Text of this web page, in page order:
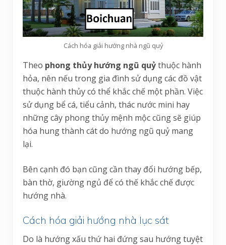
Cách hóa giải hướng nhà ngũ quỷ
Theo phong thủy hướng ngũ quỷthuộc hành
hỏa, nên nếu trong gia đình sử dụng các đồ vật
thuộc hành thủy có thể khắc chế một phần. Việc
sử dụng bể cá, tiểu cảnh, thác nước mini hay
những cây phong thủy mệnh mộc cũng sẽ giúp
hóa hung thành cát do hướng ngũ quỷ mang
lại.
Bên cạnh đó bạn cũng cần thay đổi hướng bếp,
bàn thờ, giường ngủ để có thế khắc chế được
hướng nhà.
Cách hóa giải hướng nhà lục sát
Do là hướng xấu thứ hai đứng sau hướng tuyệt